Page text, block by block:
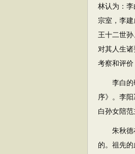
林认为：
宗室，李
王十二世
对其人生
考察和评价
李白的研
序》。李
白孙女陪范
朱秋德在
的。祖先